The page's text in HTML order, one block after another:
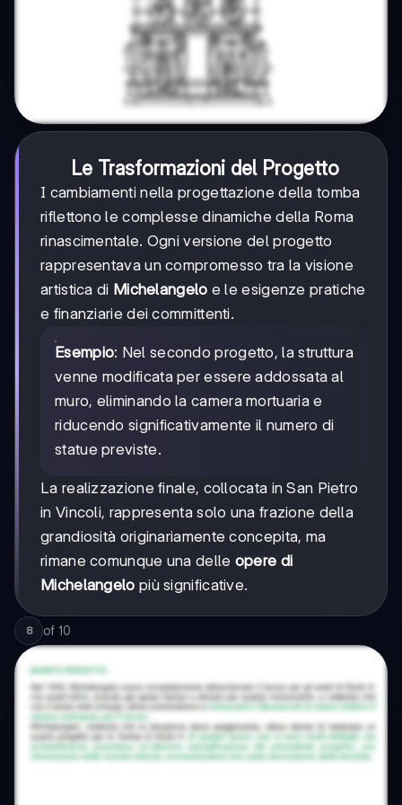
Le Trasformazioni del Progetto
I cambiamenti nella progettazione della tomba
riflettono le complesse dinamiche della Roma
rinascimentale. Ogni versione del progetto
rappresentava un compromesso tra la visione
artistica di Michelangelo e le esigenze pratiche
e finanziarie dei committenti.
Esempio: Nel secondo progetto, la struttura
venne modificata per essere addossata al
muro, eliminando la camera mortuaria e
riducendo significativamente il numero di
statue previste.
La realizzazione finale, collocata in San Pietro
in Vincoli, rappresenta solo una frazione della
grandiosità originariamente concepita, ma
rimane comunque una delle opere di
Michelangelo più significative.
8 of 10